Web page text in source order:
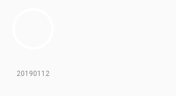
20190112